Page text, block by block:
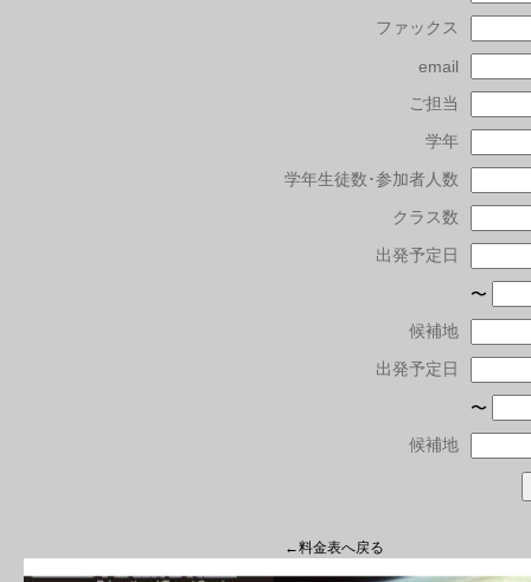
ファックス
email
ご担当
学年
学年生徒数･参加者人数
クラス数
出発予定日
〜
候補地
出発予定日
〜
候補地
←料金表へ戻る